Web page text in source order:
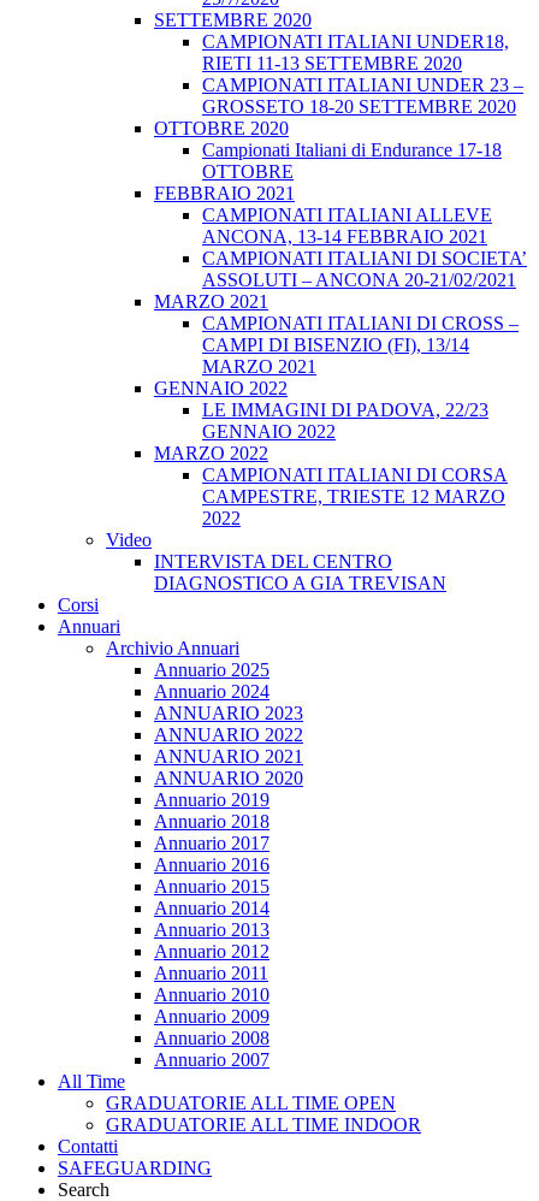
SETTEMBRE 2020
CAMPIONATI ITALIANI UNDER18,
RIETI 11-13 SETTEMBRE 2020
CAMPIONATI ITALIANI UNDER 23 –
GROSSETO 18-20 SETTEMBRE 2020
OTTOBRE 2020
Campionati Italiani di Endurance 17-18
OTTOBRE
FEBBRAIO 2021
CAMPIONATI ITALIANI ALLEVE
ANCONA, 13-14 FEBBRAIO 2021
CAMPIONATI ITALIANI DI SOCIETA’
ASSOLUTI – ANCONA 20-21/02/2021
MARZO 2021
CAMPIONATI ITALIANI DI CROSS –
CAMPI DI BISENZIO (FI), 13/14
MARZO 2021
GENNAIO 2022
LE IMMAGINI DI PADOVA, 22/23
GENNAIO 2022
MARZO 2022
CAMPIONATI ITALIANI DI CORSA
CAMPESTRE, TRIESTE 12 MARZO
2022
Video
INTERVISTA DEL CENTRO
DIAGNOSTICO A GIA TREVISAN
Corsi
Annuari
Archivio Annuari
Annuario 2025
Annuario 2024
ANNUARIO 2023
ANNUARIO 2022
ANNUARIO 2021
ANNUARIO 2020
Annuario 2019
Annuario 2018
Annuario 2017
Annuario 2016
Annuario 2015
Annuario 2014
Annuario 2013
Annuario 2012
Annuario 2011
Annuario 2010
Annuario 2009
Annuario 2008
Annuario 2007
All Time
GRADUATORIE ALL TIME OPEN
GRADUATORIE ALL TIME INDOOR
Contatti
SAFEGUARDING
Search